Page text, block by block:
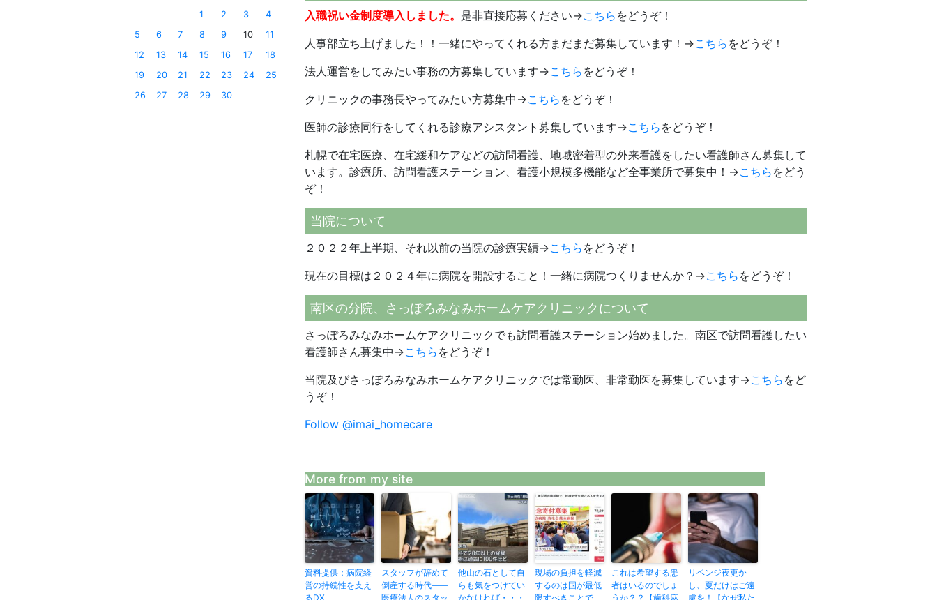
入職祝い金制度導入しました。 是非直接応募ください→こちら をどうぞ！
人事部立ち上げました！！一緒にやってくれる方まだまだ募集しています！→こちら をどうぞ！
法人運営をしてみたい事務の方募集しています→こちら をどうぞ！
クリニックの事務長やってみたい方募集中→こちら をどうぞ！
医師の診療同行をしてくれる診療アシスタント募集しています→こちら をどうぞ！
札幌で在宅医療、在宅緩和ケアなどの訪問看護、地域密着型の外来看護をしたい看護師さん募集して
います。診療所、訪問看護ステーション、看護小規模多機能など全事業所で募集中！→こちら をどう
ぞ！
当院について
２０２２年上半期、それ以前の当院の診療実績→こちら をどうぞ！
現在の目標は２０２４年に病院を開設すること！一緒に病院つくりませんか？→こちら をどうぞ！
南区の分院、さっぽろみなみホームケアクリニックについて
さっぽろみなみホームケアクリニックでも訪問看護ステーション始めました。南区で訪問看護したい
看護師さん募集中→こちら をどうぞ！
当院及びさっぽろみなみホームケアクリニックでは常勤医、非常勤医を募集しています→こちら をど
うぞ！
Follow @imai_homecare
More from my site
資料提供：病院経
営の持続性を支え
るDX
スタッフが辞めて
倒産する時代——
医療法人のスタッ
他山の石として自
らも気をつけてい
かなければ・・・
現場の負担を軽減
するのは国が最低
限すべきことで
これは希望する患
者はいるのでしょ
うか？？【歯科麻
リベンジ夜更か
し、夏だけはご遠
慮を！【なぜ私た
1
2 3
4
5
6 7 8 9 10
11
12
13 14 15 16 17
18
19
20 21 22 23 24
25
26
27 28 29 30